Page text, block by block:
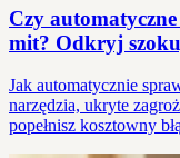
Czy
mit? Odkryj
Jak automatycznie
narzędzia, ukryte
popełnisz kosztowny